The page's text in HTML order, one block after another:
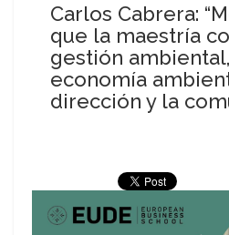
Carlos Cabrera:
que la maestría
gestión
economía
dirección y la